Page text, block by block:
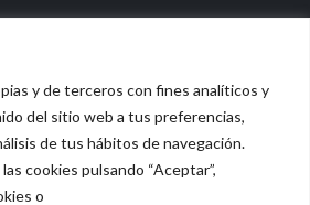
y de terceros con fines analíticos y
del sitio web a tus preferencias,
de tus hábitos de navegación.
cookies pulsando “Aceptar”,
o